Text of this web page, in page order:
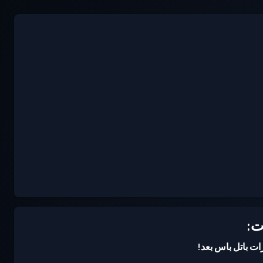
باتل باس بعد!